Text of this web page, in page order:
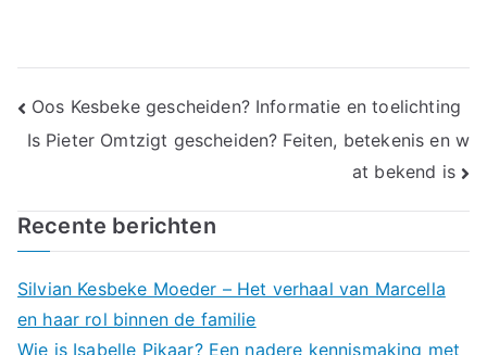
Bericht
navigatie
Oos Kesbeke gescheiden? Informatie en toelichting
Is Pieter Omtzigt gescheiden? Feiten, betekenis en w
at bekend is
Recente berichten
Silvian Kesbeke Moeder – Het verhaal van Marcella
en haar rol binnen de familie
Wie is Isabelle Pikaar? Een nadere kennismaking met